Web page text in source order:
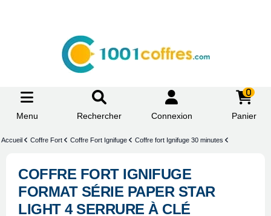
Menu Rechercher Connexion
0
Panier
Accueil Coffre Fort Coffre Fort Ignifuge Coffre fort Ignifuge 30 minutes
COFFRE FORT IGNIFUGE
FORMAT SÉRIE PAPER STAR
LIGHT 4 SERRURE À CLÉ